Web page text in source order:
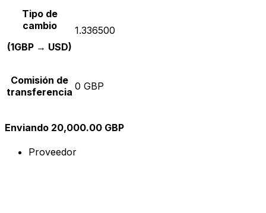
Tipo de
cambio
(1GBP → USD)
1.336500
Comisión de
transferencia 0 GBP
Enviando 20,000.00 GBP
Proveedor